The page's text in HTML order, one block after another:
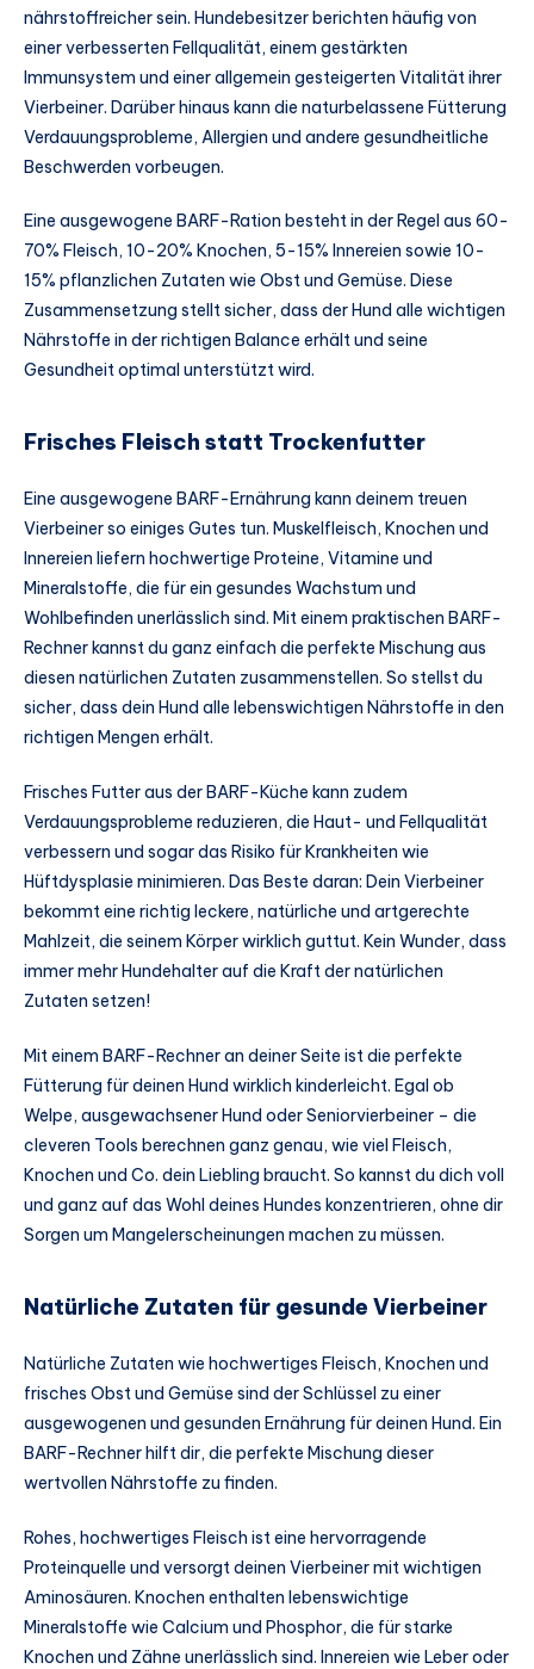
nährstoffreicher sein. Hundebesitzer berichten häufig von
einer verbesserten Fellqualität, einem gestärkten
Immunsystem und einer allgemein gesteigerten Vitalität ihrer
Vierbeiner. Darüber hinaus kann die naturbelassene Fütterung
Verdauungsprobleme, Allergien und andere gesundheitliche
Beschwerden vorbeugen.
Eine ausgewogene BARF-Ration besteht in der Regel aus 60-
70% Fleisch, 10-20% Knochen, 5-15% Innereien sowie 10-
15% pflanzlichen Zutaten wie Obst und Gemüse. Diese
Zusammensetzung stellt sicher, dass der Hund alle wichtigen
Nährstoffe in der richtigen Balance erhält und seine
Gesundheit optimal unterstützt wird.
Frisches Fleisch statt Trockenfutter
Eine ausgewogene BARF-Ernährung kann deinem treuen
Vierbeiner so einiges Gutes tun. Muskelfleisch, Knochen und
Innereien liefern hochwertige Proteine, Vitamine und
Mineralstoffe, die für ein gesundes Wachstum und
Wohlbefinden unerlässlich sind. Mit einem praktischen BARF-
Rechner kannst du ganz einfach die perfekte Mischung aus
diesen natürlichen Zutaten zusammenstellen. So stellst du
sicher, dass dein Hund alle lebenswichtigen Nährstoffe in den
richtigen Mengen erhält.
Frisches Futter aus der BARF-Küche kann zudem
Verdauungsprobleme reduzieren, die Haut- und Fellqualität
verbessern und sogar das Risiko für Krankheiten wie
Hüftdysplasie minimieren. Das Beste daran: Dein Vierbeiner
bekommt eine richtig leckere, natürliche und artgerechte
Mahlzeit, die seinem Körper wirklich guttut. Kein Wunder, dass
immer mehr Hundehalter auf die Kraft der natürlichen
Zutaten setzen!
Mit einem BARF-Rechner an deiner Seite ist die perfekte
Fütterung für deinen Hund wirklich kinderleicht. Egal ob
Welpe, ausgewachsener Hund oder Seniorvierbeiner – die
cleveren Tools berechnen ganz genau, wie viel Fleisch,
Knochen und Co. dein Liebling braucht. So kannst du dich voll
und ganz auf das Wohl deines Hundes konzentrieren, ohne dir
Sorgen um Mangelerscheinungen machen zu müssen.
Natürliche Zutaten für gesunde Vierbeiner
Natürliche Zutaten wie hochwertiges Fleisch, Knochen und
frisches Obst und Gemüse sind der Schlüssel zu einer
ausgewogenen und gesunden Ernährung für deinen Hund. Ein
BARF-Rechner hilft dir, die perfekte Mischung dieser
wertvollen Nährstoffe zu finden.
Rohes, hochwertiges Fleisch ist eine hervorragende
Proteinquelle und versorgt deinen Vierbeiner mit wichtigen
Aminosäuren. Knochen enthalten lebenswichtige
Mineralstoffe wie Calcium und Phosphor, die für starke
Knochen und Zähne unerlässlich sind. Innereien wie Leber oder